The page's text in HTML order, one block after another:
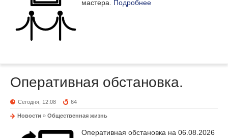
мастера. Подробнее
Оперативная обстановка.
Сегодня, 12:08 64
Новости » Общественная жизнь
Оперативная обстановка на 06.08.2026